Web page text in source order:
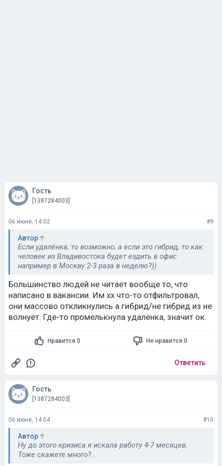
Гость
[1387284003]
06 июня, 14:02 #9
Автор
Если удалёнка, то возможно, а если это гибрид, то как
человек из Владивостока будет ездить в офис
например в Москву 2-3 раза в неделю?))
Большинство людей не читает вообще то, что
написано в вакансии. Им хх что-то отфильтровал,
они массово откликнулись а гибрид/не гибрид из не
волнует. Где-то промелькнула удалёнка, значит ок.
Нравится 0 Не нравится 0
Ответить
Гость
[1387284003]
06 июня, 14:04 #10
Автор
Ну до этого кризиса я искала работу 4-7 месяцев.
Тоже скажете много?..